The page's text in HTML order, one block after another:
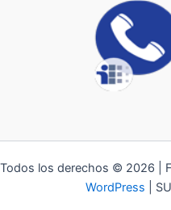
Todos los derechos © 2026 |
WordPress |